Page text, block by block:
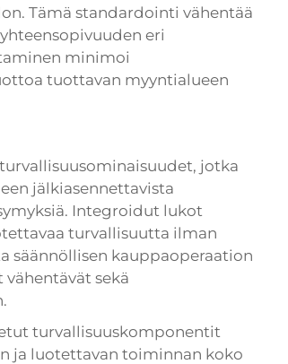
Tämä standardointi vähentää
eri
minimoi
tuottavan myyntialueen
jotka
jälkiasennettavista
Integroidut lukot
turvallisuutta ilman
säännöllisen kauppaoperaation
sekä
turvallisuuskomponentit
ja luotettavan toiminnan koko